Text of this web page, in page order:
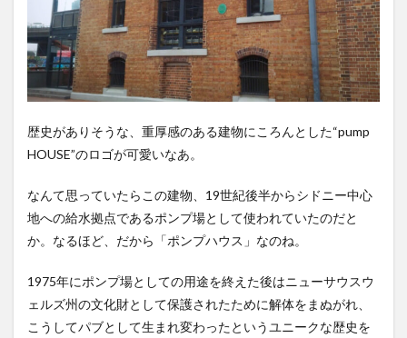
PUDDLE
で４種類
を試し飲
み
4.1
THUNDERBOLT
pump HOUSE
/
FRENCHIES
bistro &
brewery
4.3
FLYING FOX
ALE /
BATCHES BREWERING
Co.
歴史がありそうな、重厚感のある建物にころんとした“pump
HOUSE”のロゴが可愛いなあ。
なんて思っていたらこの建物、19世紀後半からシドニー中心
地への給水拠点であるポンプ場として使われていたのだと
か。なるほど、だから「ポンプハウス」なのね。
1975年にポンプ場としての用途を終えた後はニューサウスウ
ェルズ州の文化財として保護されたために解体をまぬがれ、
こうしてパブとして生まれ変わったというユニークな歴史を